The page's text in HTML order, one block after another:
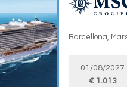
Barcellona,
01/08/2027
€ 1.013